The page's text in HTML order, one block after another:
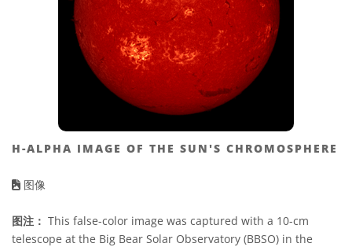
H-ALPHA IMAGE OF THE SUN'S CHROMOSPHERE
图像
图注： This false-color image was captured with a 10-cm
telescope at the Big Bear Solar Observatory (BBSO) in the